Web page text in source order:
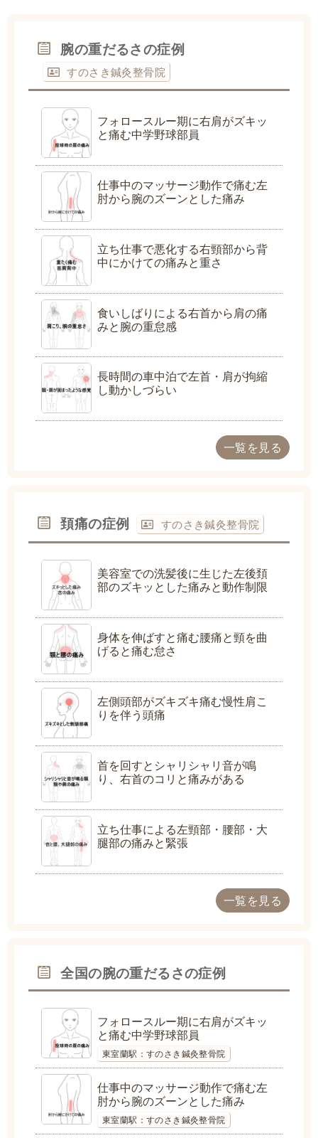
腕の重だるさの症例
すのさき鍼灸整骨院
フォロースルー期に右肩がズキッ
と痛む中学野球部員
仕事中のマッサージ動作で痛む左
肘から腕のズーンとした痛み
立ち仕事で悪化する右頸部から背
中にかけての痛みと重さ
食いしばりによる右首から肩の痛
みと腕の重怠感
長時間の車中泊で左首・肩が拘縮
し動かしづらい
一覧を見る
頚痛の症例 すのさき鍼灸整骨院
美容室での洗髪後に生じた左後頚
部のズキッとした痛みと動作制限
身体を伸ばすと痛む腰痛と頸を曲
げると痛む怠さ
左側頭部がズキズキ痛む慢性肩こ
りを伴う頭痛
首を回すとシャリシャリ音が鳴
り、右首のコリと痛みがある
立ち仕事による左頸部・腰部・大
腿部の痛みと緊張
一覧を見る
全国の腕の重だるさの症例
フォロースルー期に右肩がズキッ
と痛む中学野球部員
東室蘭駅：すのさき鍼灸整骨院
仕事中のマッサージ動作で痛む左
肘から腕のズーンとした痛み
東室蘭駅：すのさき鍼灸整骨院